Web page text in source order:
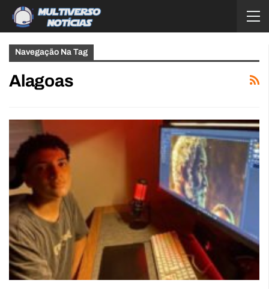
Navegação Na Tag
Alagoas